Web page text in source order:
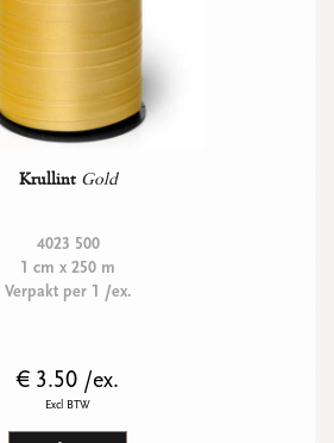
Krullint Gold
4023 500
1 cm x 250 m
Verpakt per 1 /ex.
€ 3.50 /ex.
Excl BTW